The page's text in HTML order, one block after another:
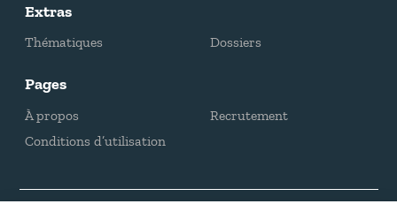
Extras
Thématiques Dossiers
Pages
À propos
Recrutement
Conditions d’utilisation